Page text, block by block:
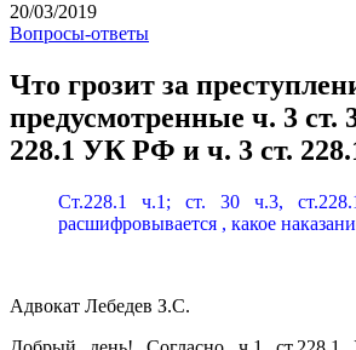
20/03/2019
Вопросы-ответы
Что грозит за
предусмотренные ч. 3 ст.
228.1 УК РФ и ч. 3 ст.
Ст.228.1 ч.1; ст. 30 ч.3,
расшифровывается , какое
Адвокат Лебедев З.С.